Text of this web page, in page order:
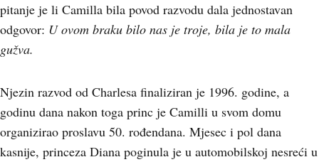
pitanje je li Camilla bila povod razvodu dala jednostavan
odgovor: U ovom braku bilo nas je troje, bila je to mala
gužva.
Njezin razvod od Charlesa finaliziran je 1996. godine, a
godinu dana nakon toga princ je Camilli u svom domu
organizirao proslavu 50. rođendana. Mjesec i pol dana
kasnije, princeza Diana poginula je u automobilskoj nesreći u